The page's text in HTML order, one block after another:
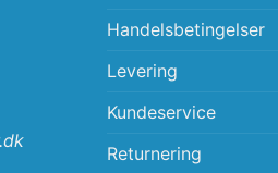
Handelsbetingelser
Levering
Kundeservice
Returnering